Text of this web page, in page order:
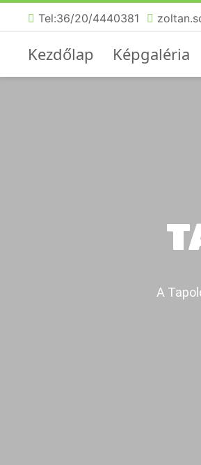
Tel:36/20/4440381
Kezdőlap Képgaléria
A